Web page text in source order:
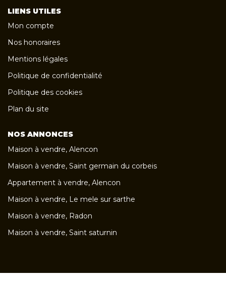
LIENS UTILES
Mon compte
Nos honoraires
Mentions légales
Politique de confidentialité
Politique des cookies
Plan du site
NOS ANNONCES
Maison à vendre, Alencon
Maison à vendre, Saint germain du corbeis
Appartement à vendre, Alencon
Maison à vendre, Le mele sur sarthe
Maison à vendre, Radon
Maison à vendre, Saint saturnin